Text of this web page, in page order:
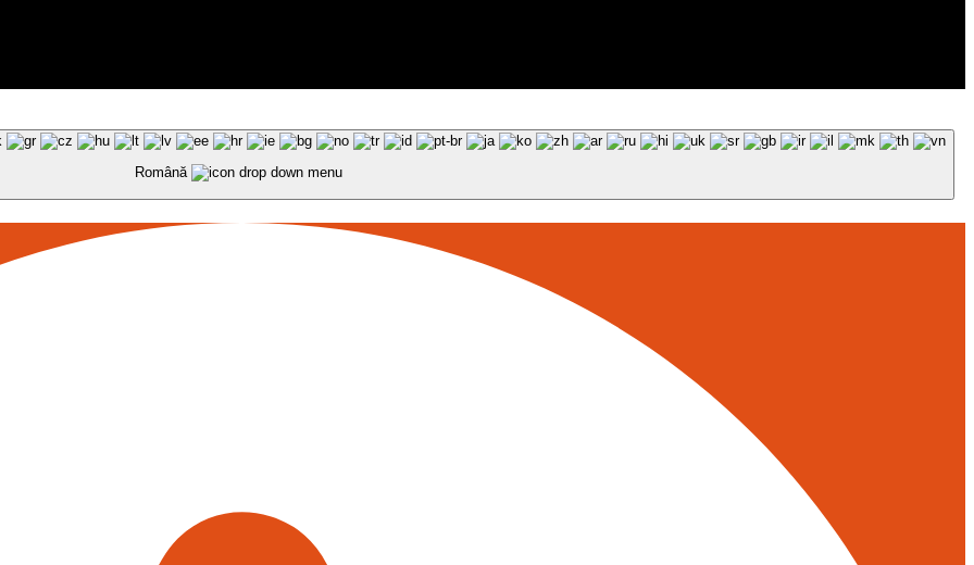
Română